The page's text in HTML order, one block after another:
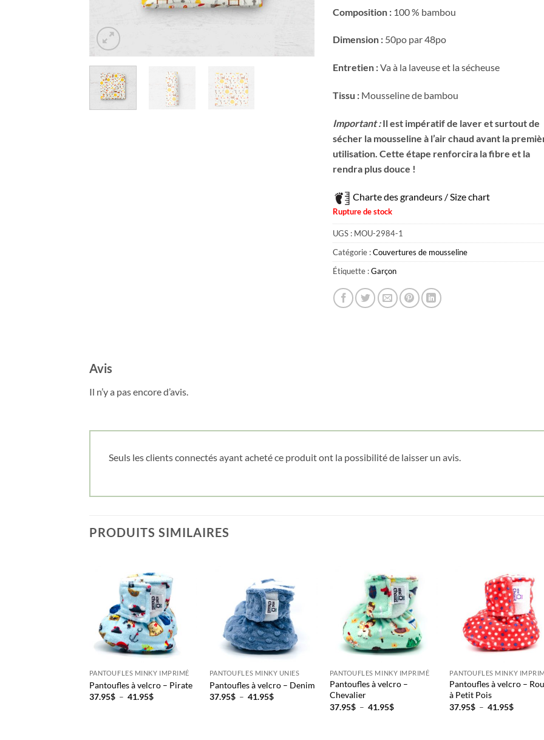
Composition :100 % bambou
Dimension :50po par 48po
Entretien :Va à la laveuse et la sécheuse
Tissu :Mousseline de bambou
Important :Il est impératif de laver et surtout de
sécher la mousseline à l’air chaud avant la
utilisation. Cette étape renforcira la fibre et la
rendra plus douce !
Charte des grandeurs / Size chart
Rupture de stock
UGS : MOU-2984-1
Catégorie :Couvertures de mousseline
Étiquette :Garçon
Avis
Il n’y a pas encore d’avis.
Seuls les clients connectés ayant acheté ce produit ont la possibilité de laisser un avis.
PRODUITS SIMILAIRES
PANTOUFLES MINKY IMPRIMÉ
Pantoufles à velcro – Pirate
37.95$ – 41.95$Plage
PANTOUFLES MINKY UNIES
Pantoufles à velcro – Denim
37.95$ – 41.95$Plage
PANTOUFLES MINKY IMPRIMÉ
Pantoufles à velcro –
Chevalier
37.95$ – 41.95$Plage
PANTOUFLES MINKY
Pantoufles à velcro –
à Petit Pois
37.95$ – 41.95$Plage